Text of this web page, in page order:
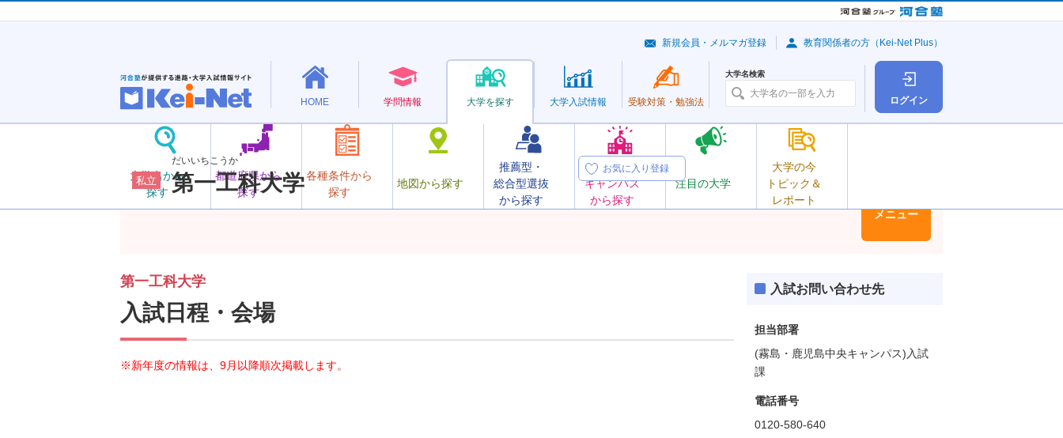
ログイン
HOME 学問情報 大学を探す
大学名から
探す
都道府県から
探す
各種条件から
探す
地図から探す
推薦型・
総合型選抜
から探す
オープン
キャンパス
から探す
注目の大学
大学の今
トピック＆
レポート
大学入試情報 受験対策・ 勉強法
大学名検索
新規会員・メルマガ登録 教育関係者の方（Kei-Net Plus）
私立
だいいちこうか
第一工科大学
お気に入り登録
メニュー
第一工科大学
入試日程・会場
※新年度の情報は、9月以降順次掲載します。
入試お問い合わせ先
担当部署
(霧島・鹿児島中央キャンパス)入試
課
電話番号
0120-580-640